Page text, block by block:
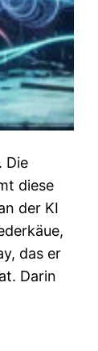
Die
diese
der KI
das er
Darin